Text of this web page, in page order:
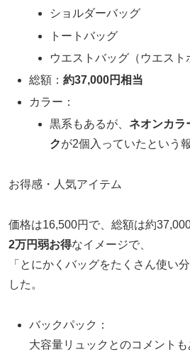
ショルダーバッグ
トートバッグ
ウエストバッグ（ウエスト
総額：約37,000円相当
カラー：
黒系もあるが、ネオンカラ
クが2個入っていたという
お得感・人気アイテム
価格は16,500円で、総額は約37,000
2万円弱お得なイメージで、
「とにかくバッグをたくさん使い
した。
バックパック：
大容量リュックとのコメント